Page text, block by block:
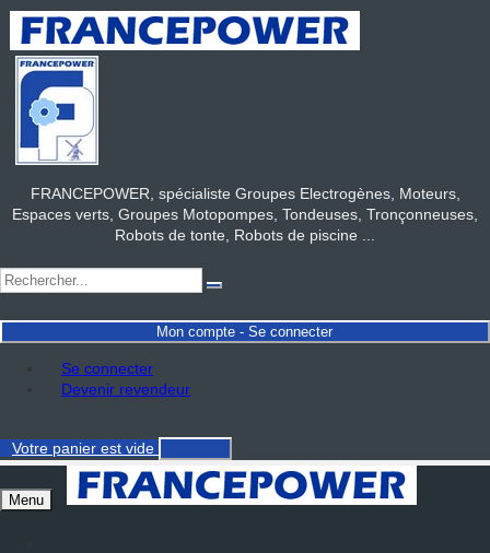
FRANCEPOWER, spécialiste Groupes Electrogènes, Moteurs,
Espaces verts, Groupes Motopompes, Tondeuses, Tronçonneuses,
Robots de tonte, Robots de piscine ...
Mon compte - Se connecter
Se connecter
Devenir revendeur
Votre panier est vide
Menu